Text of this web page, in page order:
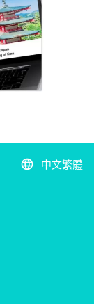
language 中文繁體